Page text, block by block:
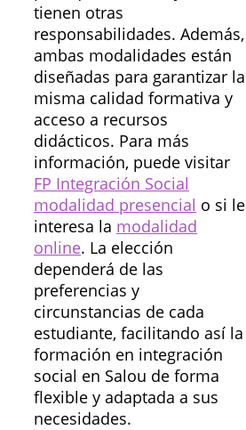
tienen otras
responsabilidades. Además,
ambas modalidades están
diseñadas para garantizar la
misma calidad formativa y
acceso a recursos
didácticos. Para más
información, puede visitar
FP Integración Social
modalidad presencial o si le
interesa la modalidad
online. La elección
dependerá de las
preferencias y
circunstancias de cada
estudiante, facilitando así la
formación en integración
social en Salou de forma
flexible y adaptada a sus
necesidades.